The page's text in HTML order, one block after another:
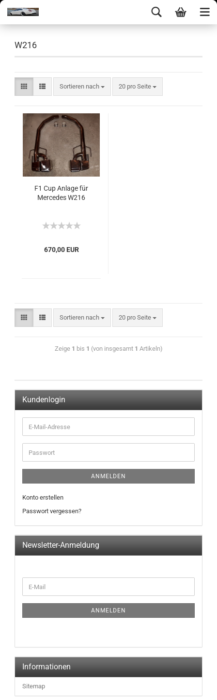
W216
Sortieren nach 20 pro Seite
F1 Cup Anlage für
Mercedes W216
670,00 EUR
Sortieren nach 20 pro Seite
Zeige 1 bis 1 (von insgesamt 1 Artikeln)
Kundenlogin
ANMELDEN
Konto erstellen
Passwort vergessen?
Newsletter-Anmeldung
ANMELDEN
Informationen
Sitemap